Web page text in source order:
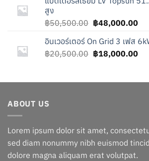
฿31,500.00.฿
สูง
฿50,500.00 Original
was:
฿50,500.00.
฿48,000.00
is:
฿
อินเวอร์เตอร์ On Grid 3 เฟส
฿20,500.00 Original
฿20,500.00.
฿18,000.00
฿
ABOUT US
Lorem ipsum dolor sit amet,
sed diam nonummy nibh euismod
dolore magna aliquam erat volutpat.